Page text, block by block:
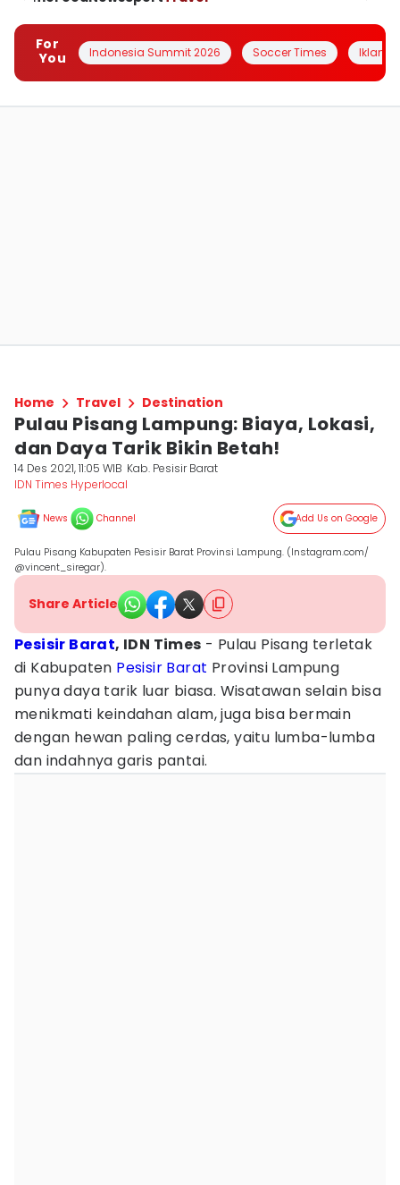
For
You
Indonesia Summit 2026 Soccer Times Iklanin
Home Travel Destination
Pulau Pisang Lampung: Biaya, Lokasi,
dan Daya Tarik Bikin Betah!
14 Des 2021, 11:05 WIB Kab. Pesisir Barat
IDN Times Hyperlocal
News Channel Add Us on Google
Pulau Pisang Kabupaten Pesisir Barat Provinsi Lampung. (Instagram.com/
@vincent_siregar).
Share Article
Pesisir Barat, IDN Times - Pulau Pisang terletak
di Kabupaten Pesisir Barat Provinsi Lampung
punya daya tarik luar biasa. Wisatawan selain bisa
menikmati keindahan alam, juga bisa bermain
dengan hewan paling cerdas, yaitu lumba-lumba
dan indahnya garis pantai.